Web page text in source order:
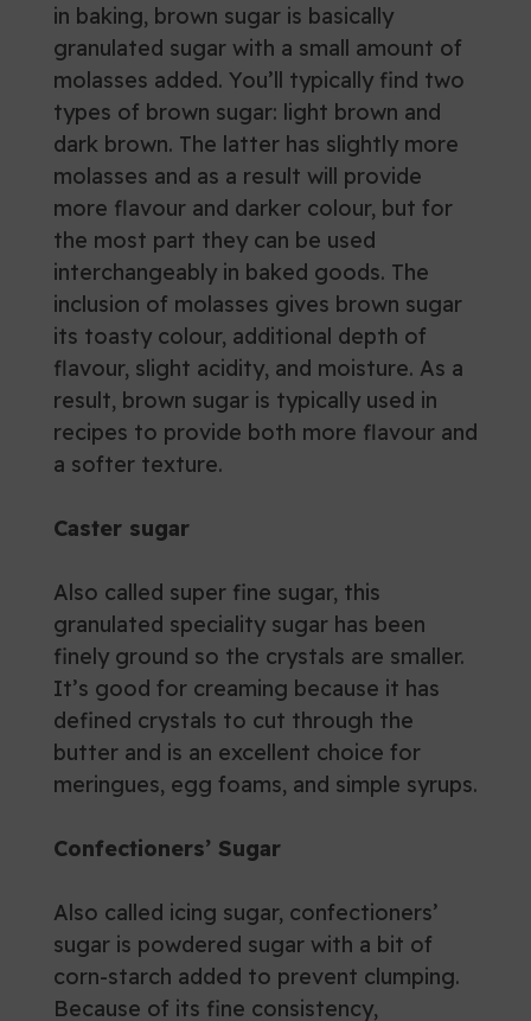
in baking, brown sugar is basically
granulated sugar with a small amount of
molasses added. You’ll typically find two
types of brown sugar: light brown and
dark brown. The latter has slightly more
molasses and as a result will provide
more flavour and darker colour, but for
the most part they can be used
interchangeably in baked goods. The
inclusion of molasses gives brown sugar
its toasty colour, additional depth of
flavour, slight acidity, and moisture. As a
result, brown sugar is typically used in
recipes to provide both more flavour and
a softer texture.
Caster sugar
Also called super fine sugar, this
granulated speciality sugar has been
finely ground so the crystals are smaller.
It’s good for creaming because it has
defined crystals to cut through the
butter and is an excellent choice for
meringues, egg foams, and simple syrups.
Confectioners’ Sugar
Also called icing sugar, confectioners’
sugar is powdered sugar with a bit of
corn-starch added to prevent clumping.
Because of its fine consistency,